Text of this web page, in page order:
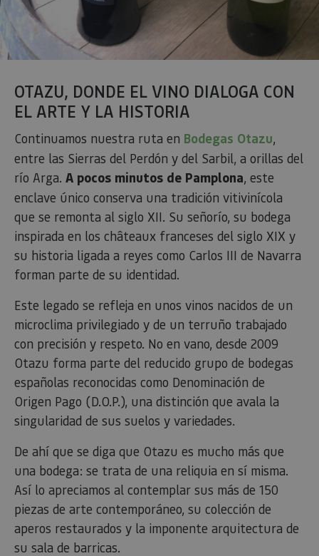
OTAZU, DONDE EL VINO DIALOGA CON
EL ARTE Y LA HISTORIA
Continuamos nuestra ruta en Bodegas Otazu
entre las Sierras del Perdón y del Sarbil, a orillas del
río Arga. A pocos minutos de Pamplona , este
enclave único conserva una tradición vitivinícola
que se remonta al siglo XII. Su señorío, su bodega
inspirada en los châteaux franceses del siglo XIX y
su historia ligada a reyes como Carlos III de Navarra
forman parte de su identidad.
Este legado se refleja en unos vinos nacidos de un
microclima privilegiado y de un terruño trabajado
con precisión y respeto. No en vano, desde 2009
Otazu forma parte del reducido grupo de bodegas
españolas reconocidas como Denominación de
Origen Pago (D.O.P.), una distinción que avala la
singularidad de sus suelos y variedades.
De ahí que se diga que Otazu es mucho más que
una bodega: se trata de una reliquia en sí misma.
Así lo apreciamos al contemplar sus más de 150
piezas de arte contemporáneo, su colección de
aperos restaurados y la imponente arquitectura de
su sala de barricas.